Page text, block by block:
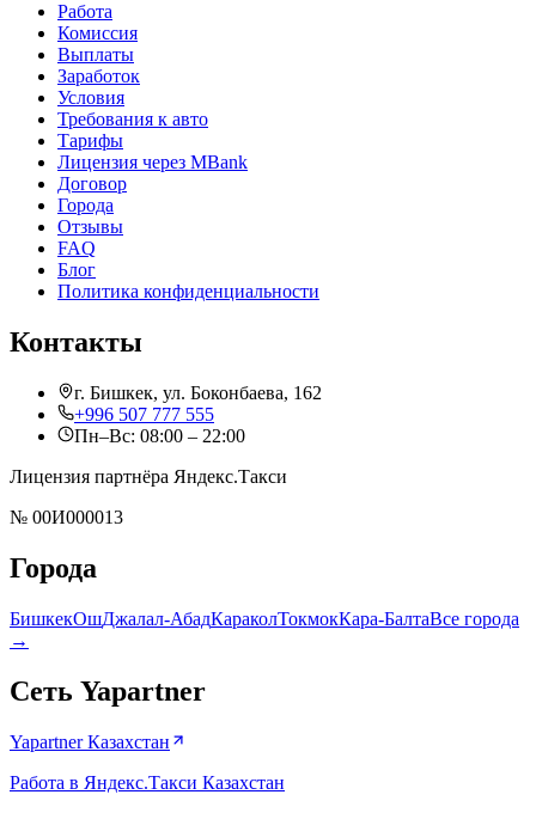
Работа
Комиссия
Выплаты
Заработок
Условия
Требования к авто
Тарифы
Лицензия через MBank
Договор
Города
Отзывы
FAQ
Блог
Политика конфиденциальности
Контакты
г. Бишкек, ул. Боконбаева, 162
+996 507 777 555
Пн–Вс: 08:00 – 22:00
Лицензия партнёра Яндекс.Такси
№ 00И000013
Города
БишкекОшДжалал-АбадКараколТокмокКара-БалтаВсе города
→
Сеть Yapartner
Yapartner Казахстан
Работа в Яндекс.Такси Казахстан